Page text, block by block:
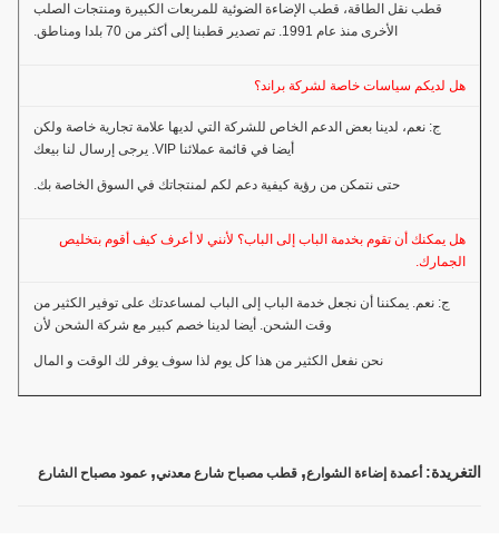
قطب نقل الطاقة، قطب الإضاءة الضوئية للمربعات الكبيرة ومنتجات الصلب
الأخرى منذ عام 1991. تم تصدير قطبنا إلى أكثر من 70 بلدا ومناطق.
هل لديكم سياسات خاصة لشركة براند؟
ج: نعم، لدينا بعض الدعم الخاص للشركة التي لديها علامة تجارية خاصة ولكن
أيضا في قائمة عملائنا VIP. يرجى إرسال لنا بيعك
حتى نتمكن من رؤية كيفية دعم لكم لمنتجاتك في السوق الخاصة بك.
هل يمكنك أن تقوم بخدمة الباب إلى الباب؟ لأنني لا أعرف كيف أقوم بتخليص
الجمارك.
ج: نعم. يمكننا أن نجعل خدمة الباب إلى الباب لمساعدتك على توفير الكثير من
وقت الشحن. أيضا لدينا خصم كبير مع شركة الشحن لأن
نحن نفعل الكثير من هذا كل يوم لذا سوف يوفر لك الوقت و المال
التغريدة: أعمدة إضاءة الشوارع, قطب مصباح شارع معدني, عمود مصباح الشارع